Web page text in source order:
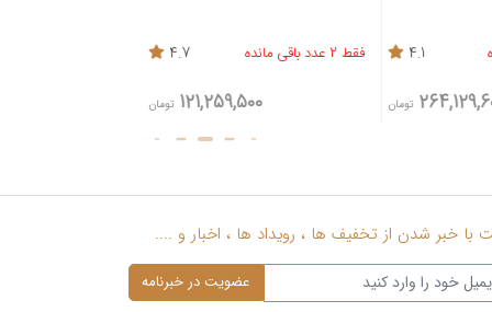
4.1
تومان
فقط 2 عدد باقی مانده 4.7
121,259,500 تومان
با خبر شدن از تخفیف ها ، رویداد ها ، اخبار و ....